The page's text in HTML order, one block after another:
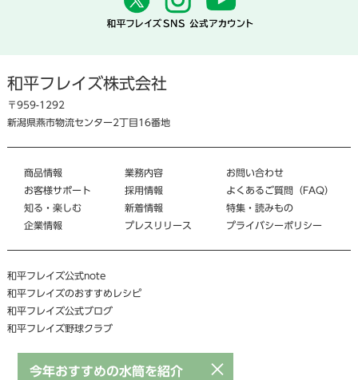
和平フレイズ株式会社
〒959-1292
新潟県燕市物流センター2丁目16番地
商品情報
お客様サポート
知る・楽しむ
企業情報
業務内容
採用情報
新着情報
プレスリリース
お問い合わせ
よくあるご質問（FAQ）
特集・読みもの
プライバシーポリシー
和平フレイズ公式note
和平フレイズのおすすめレシピ
和平フレイズ公式ブログ
和平フレイズ野球クラブ
×
今年おすすめの水筒を紹介